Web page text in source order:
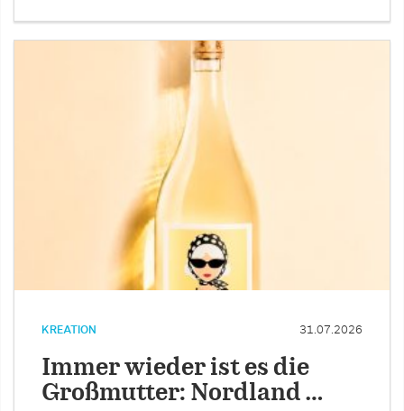
KREATION 31.07.2026
Immer wieder ist es die
Großmutter: Nordland …